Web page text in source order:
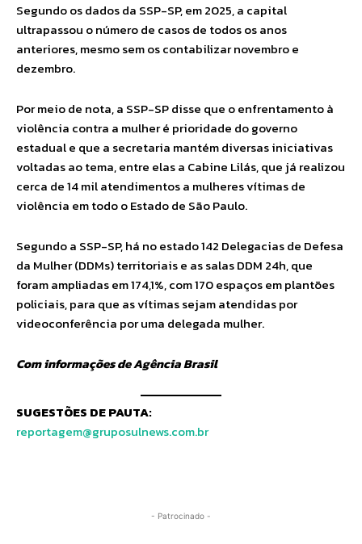
Segundo os dados da SSP-SP, em 2025, a capital
ultrapassou o número de casos de todos os anos
anteriores, mesmo sem os contabilizar novembro e
dezembro.
Por meio de nota, a SSP-SP disse que o enfrentamento à
violência contra a mulher é prioridade do governo
estadual e que a secretaria mantém diversas iniciativas
voltadas ao tema, entre elas a Cabine Lilás, que já realizou
cerca de 14 mil atendimentos a mulheres vítimas de
violência em todo o Estado de São Paulo.
Segundo a SSP-SP, há no estado 142 Delegacias de Defesa
da Mulher (DDMs) territoriais e as salas DDM 24h, que
foram ampliadas em 174,1%, com 170 espaços em plantões
policiais, para que as vítimas sejam atendidas por
videoconferência por uma delegada mulher.
Com informações de Agência Brasil
SUGESTÕES DE PAUTA:
reportagem@gruposulnews.com.br
- Patrocinado -